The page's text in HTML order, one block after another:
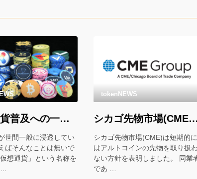
仮想通貨普及への一歩？イスラエル企業が仮想通貨をギフトカード化！
世間一般に浸透してい
ばそんなことは無いで
想通貨」という名称を
tokenNEWS
シカゴ先物市場(CME)「ビットコイン以
シカゴ先物市場(CME)は短期的に
はアルトコインの先物を取り扱
ない方針を表明しました。 同業
であ …